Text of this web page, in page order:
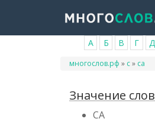
основному
А Б В Г Д
Вы
многослов.рф » с» са
Значение
СА